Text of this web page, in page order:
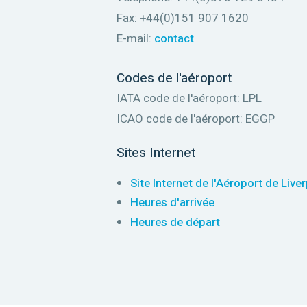
Fax: +44(0)151 907 1620
E-mail: contact
Codes de l'aéroport
IATA code de l'aéroport: LPL
ICAO code de l'aéroport: EGGP
Sites Internet
Site Internet de l'Aéroport de
Heures d'arrivée
Heures de départ